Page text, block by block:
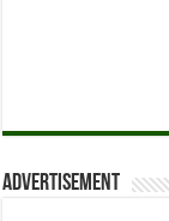
Advertisement